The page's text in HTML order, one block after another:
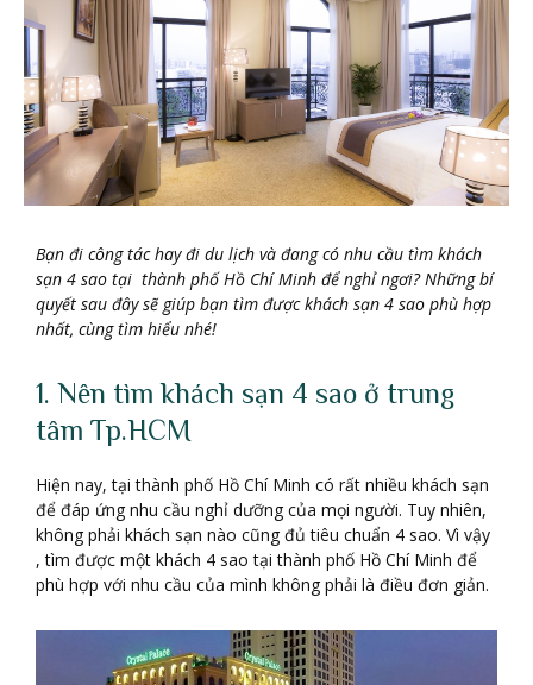
Bạn đi công tác hay đi du lịch và đang có nhu cầu tìm khách
sạn 4 sao tại thành phốHồ Chí Minh đểnghỉngơi? Những bí
quyết sau đây sẽ giúp bạn tìm được khách sạn 4 sao phù hợp
nhất, cùng tìm hiểu nhé!
1. Nên tìm khách sạn 4 sao ở trung
tâm Tp.HCM
Hiện nay, tại thành phố Hồ Chí Minh có rất nhiều khách sạn
để đáp ứng nhu cầu nghỉ dưỡng của mọi người. Tuy nhiên,
không phải khách sạn nào cũng đủ tiêu chuẩn 4 sao. Vì vậy
, tìm được một khách 4 sao tại thành phố Hồ Chí Minh để
phù hợp với nhu cầu của mình không phải là điều đơn giản.